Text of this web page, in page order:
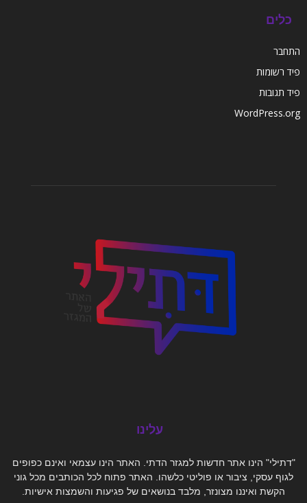
כלים
התחבר
פיד רשומות
פיד תגובות
WordPress.org
עלינו
"דתילי" הינו אתר חדשות למגזר הדתי. האתר הינו עצמאי ואינם כפופים
לגוף עסקי, ציבור או פוליטי כלשהו. האתר פתוח לכל הכותבים מכל גוני
הקשת ואיננו מצונזר, מלבד בנושאים של פגיעות והשמצות אישיות.